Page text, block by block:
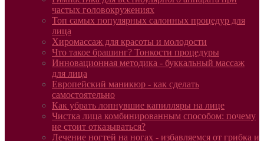
частых головокружениях
Топ самых популярных салонных процедур для
лица
Хиромассаж для красоты и молодости
Что такое брашинг? Тонкости процедуры
Инновационная методика - буккальный массаж
для лица
Европейский маникюр - как сделать
самостоятельно
Как убрать лопнувшие капилляры на лице
Чистка лица комбинированным способом: почему
не стоит отказываться?
Лечение ногтей на ногах - избавляемся от грибка и